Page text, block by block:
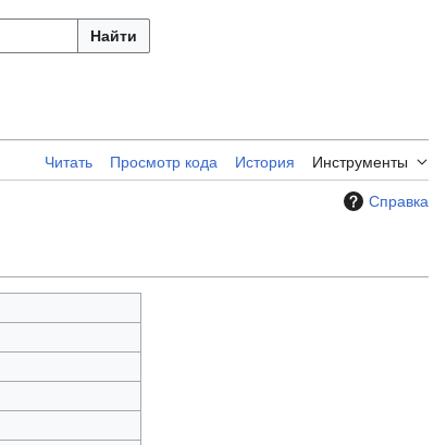
Найти
Читать Просмотр кода История Инструменты
Справка